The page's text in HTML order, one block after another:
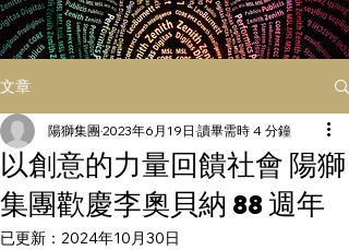
文章
以創意的力量回饋社會 陽獅
集團歡慶李奧貝納 88 週年
陽獅集團 2023年6月19日 讀畢需時 4 分鐘
已更新： 2024年10月30日